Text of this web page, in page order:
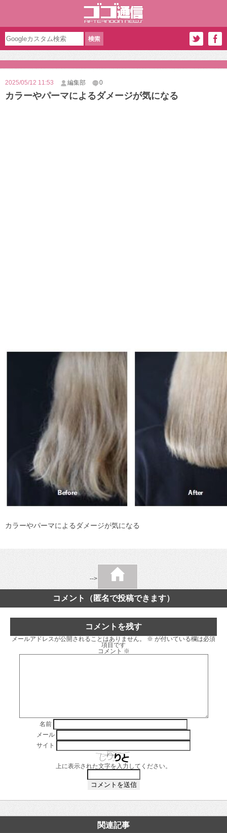
2025/05/12 11:53 編集部 0
カラーやパーマによるダメージが気になる
カラーやパーマによるダメージが気になる
-->
コメント（匿名で投稿できます）
コメントを残す
メールアドレスが公開されることはありません。 ※ が付いている欄は必須
項目です
コメント ※
名前
メール
サイト
上に表示された文字を入力してください。
関連記事